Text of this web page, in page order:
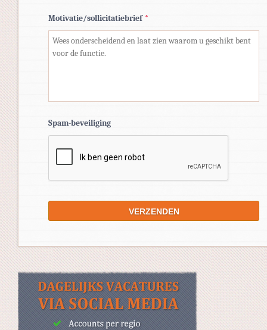
Motivatie/sollicitatiebrief *
Spam-beveiliging